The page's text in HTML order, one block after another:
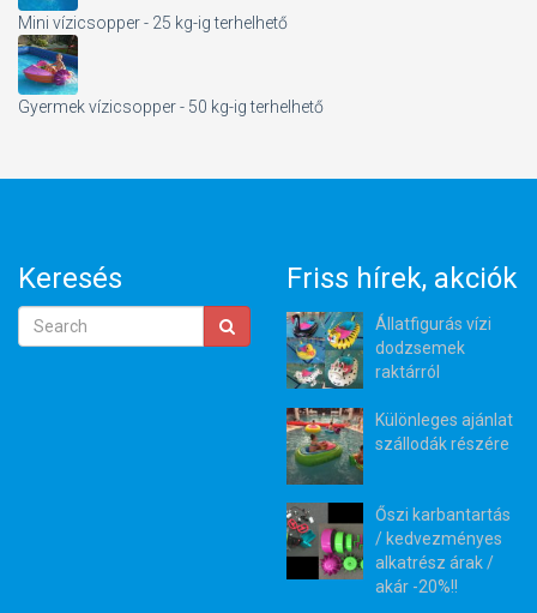
Mini vízicsopper - 25 kg-ig terhelhető
Gyermek vízicsopper - 50 kg-ig terhelhető
Keresés Friss hírek, akciók
Állatfigurás vízi
dodzsemek
raktárról
Különleges ajánlat
szállodák részére
Őszi karbantartás
/ kedvezményes
alkatrész árak /
akár -20%!!